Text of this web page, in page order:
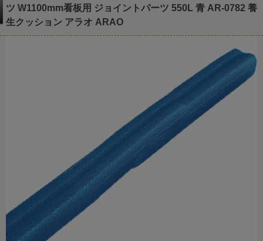
ツ W1100mm看板用 ジョイントパーツ 550L 青 AR-0782 養
生クッション アラオ ARAO